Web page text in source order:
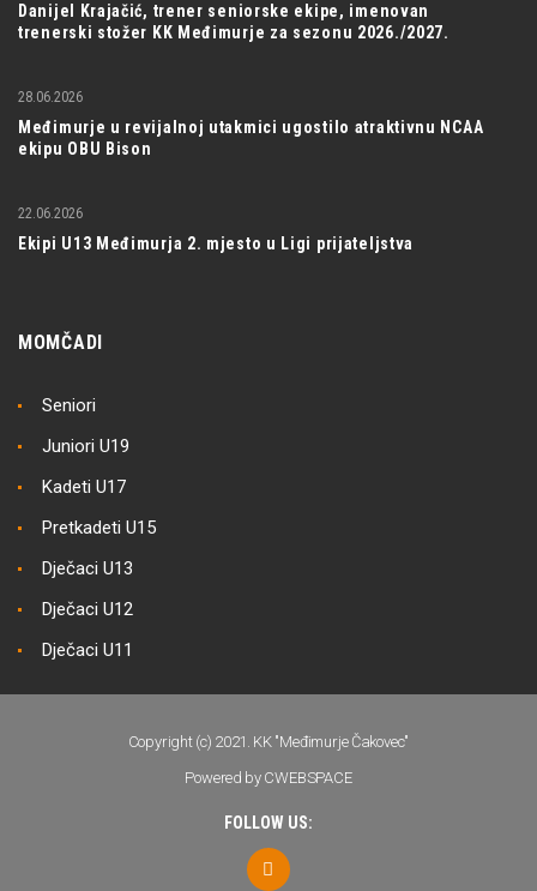
Danijel Krajačić, trener seniorske ekipe, imenovan
trenerski stožer KK Međimurje za sezonu 2026./2027.
Međimurje u revijalnoj utakmici ugostilo atraktivnu NCAA
ekipu OBU Bison
28.06.2026
Ekipi U13 Međimurja 2. mjesto u Ligi prijateljstva
22.06.2026
MOMČADI
Seniori
Juniori U19
Kadeti U17
Pretkadeti U15
Dječaci U13
Dječaci U12
Dječaci U11
Copyright (c) 2021. KK "Međimurje Čakovec"
Powered by CWEBSPACE
FOLLOW US: